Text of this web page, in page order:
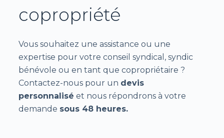
copropriété
Vous souhaitez une assistance ou une
expertise pour votre conseil syndical, syndic
bénévole ou en tant que copropriétaire ?
Contactez-nous pour un devis
personnalisé et nous répondrons à votre
demande sous 48 heures.